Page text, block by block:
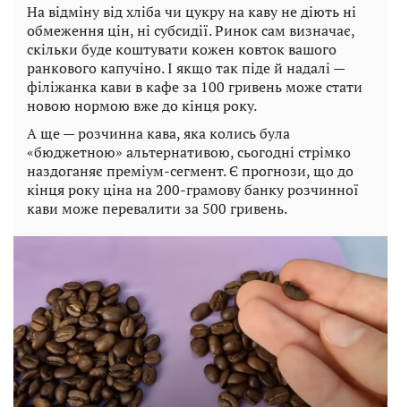
На відміну від хліба чи цукру на каву не діють ні
обмеження цін, ні субсидії. Ринок сам визначає,
скільки буде коштувати кожен ковток вашого
ранкового капучіно. І якщо так піде й надалі —
філіжанка кави в кафе за 100 гривень може стати
новою нормою вже до кінця року.
А ще — розчинна кава, яка колись була
«бюджетною» альтернативою, сьогодні стрімко
наздоганяє преміум-сегмент. Є прогнози, що до
кінця року ціна на 200-грамову банку розчинної
кави може перевалити за 500 гривень.